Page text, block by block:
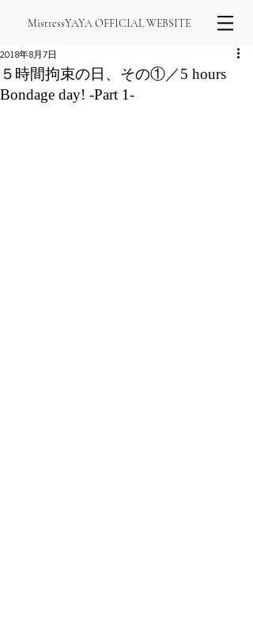
MistressYAYA OFFICIAL WEBSITE
５時間拘束の日、その①／5 hours
Bondage day! -Part 1-
2018年8月7日